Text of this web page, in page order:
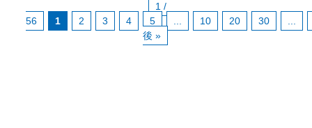
1 /
56
1 2 3 4 5 10 20 30
後 »